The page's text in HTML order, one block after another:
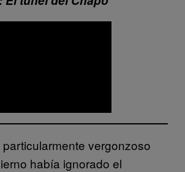
vergonzoso
había ignorado el